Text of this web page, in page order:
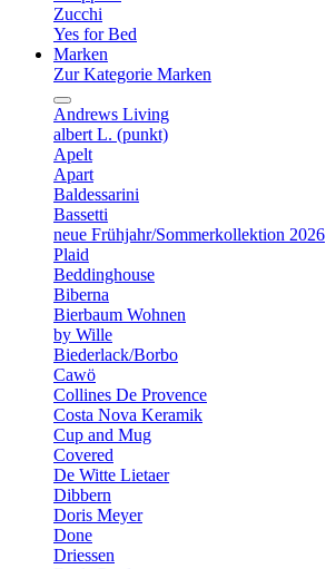
Zucchi
Yes for Bed
Marken
Zur Kategorie Marken
Andrews Living
albert L. (punkt)
Apelt
Apart
Baldessarini
Bassetti
neue Frühjahr/Sommerkollektion 2026
Plaid
Beddinghouse
Biberna
Bierbaum Wohnen
by Wille
Biederlack/Borbo
Cawö
Collines De Provence
Costa Nova Keramik
Cup and Mug
Covered
De Witte Lietaer
Dibbern
Doris Meyer
Done
Driessen